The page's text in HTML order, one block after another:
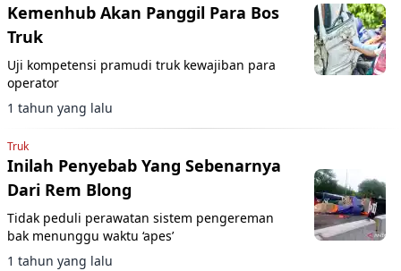
Kemenhub Akan Panggil Para Bos
Truk
Uji kompetensi pramudi truk kewajiban para
operator
1 tahun yang lalu
Truk
Inilah Penyebab Yang Sebenarnya
Dari Rem Blong
Tidak peduli perawatan sistem pengereman
bak menunggu waktu ‘apes’
1 tahun yang lalu